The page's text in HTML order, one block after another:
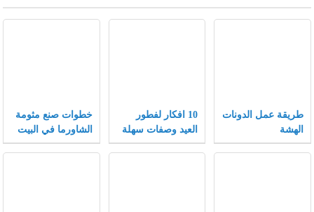
طريقة عمل الدونات
الهشة
10 افكار لفطور
العيد وصفات سهلة
وسريعة لفطور
خطوات صنع مثومة
الشاورما في البيت